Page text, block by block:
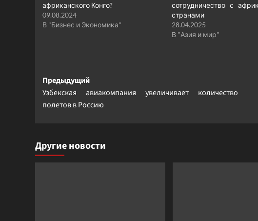
африканского Конго?
09.08.2024
В "Бизнес и Экономика"
сотрудничество с
странами
28.04.2025
В "Азия и мир"
Навигация
записи
Предыдущий
Узбекская авиакомпания увеличивает количество
полетов в Россию
Другие новости